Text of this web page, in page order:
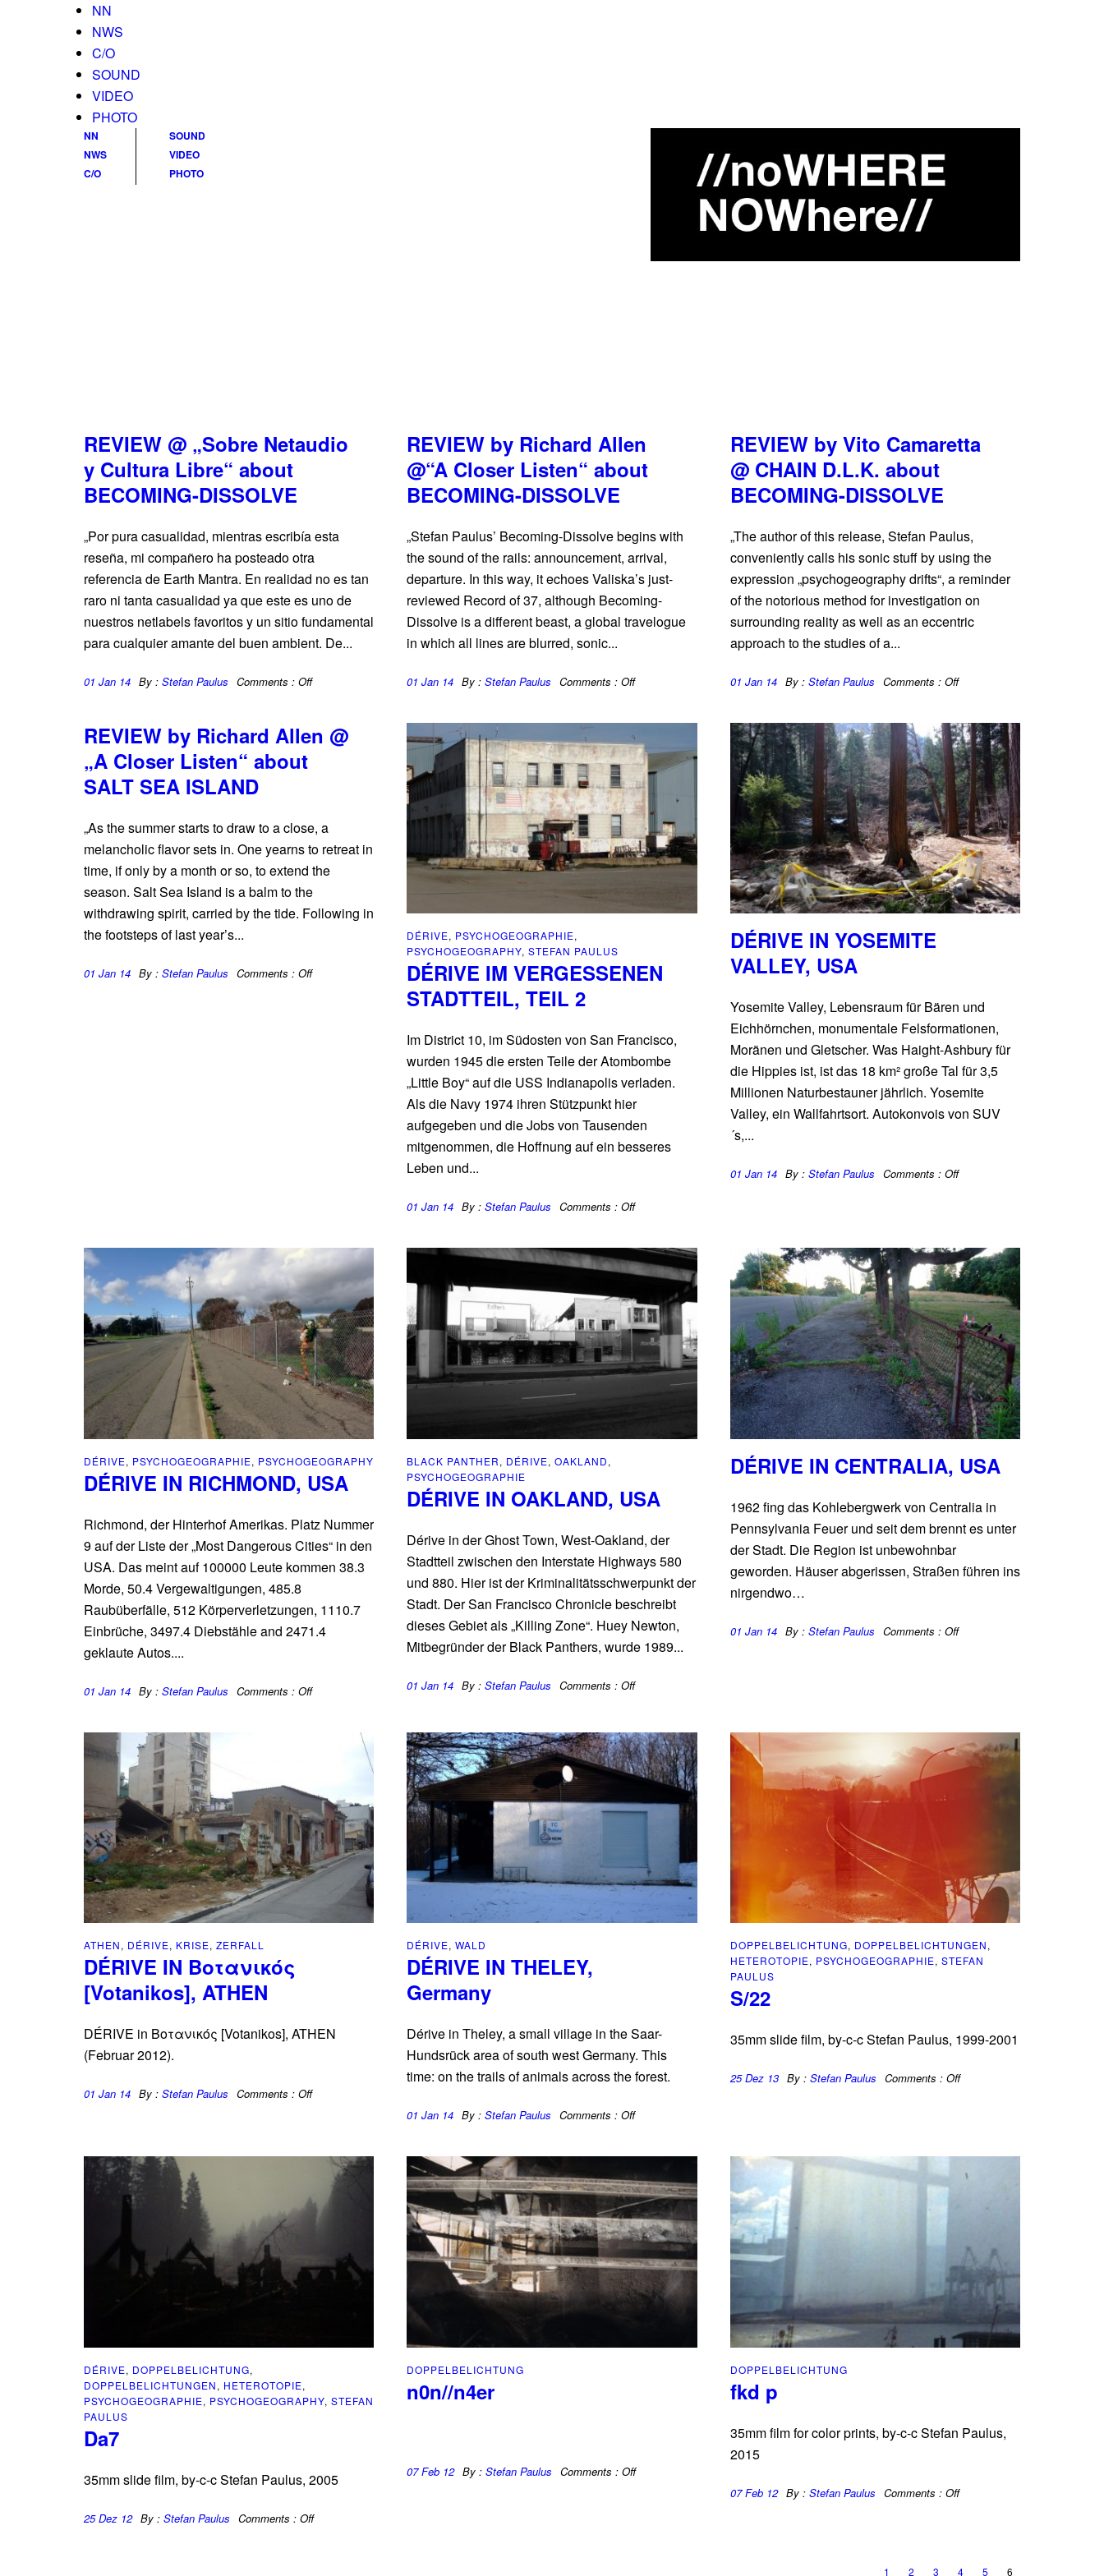
NN
NWS
C/O
SOUND
VIDEO
PHOTO
NN
NWS
C/O
SOUND
VIDEO
PHOTO
REVIEW @ „Sobre Netaudio
y Cultura Libre“ about
BECOMING-DISSOLVE
„Por pura casualidad, mientras escribía esta
reseña, mi compañero ha posteado otra
referencia de Earth Mantra. En realidad no es tan
raro ni tanta casualidad ya que este es uno de
nuestros netlabels favoritos y un sitio fundamental
para cualquier amante del buen ambient. De...
01 Jan 14 By : Stefan Paulus Comments : Off
REVIEW by Richard Allen
@“A Closer Listen“ about
BECOMING-DISSOLVE
„Stefan Paulus’ Becoming-Dissolve begins with
the sound of the rails: announcement, arrival,
departure. In this way, it echoes Valiska’s just-
reviewed Record of 37, although Becoming-
Dissolve is a different beast, a global travelogue
in which all lines are blurred, sonic...
01 Jan 14 By :Stefan Paulus Comments :Off
REVIEW by Vito Camaretta
@ CHAIN D.L.K. about
BECOMING-DISSOLVE
„The author of this release, Stefan Paulus,
conveniently calls his sonic stuff by using the
expression „psychogeography drifts“, a reminder
of the notorious method for investigation on
surrounding reality as well as an eccentric
approach to the studies of a...
01 Jan 14 By : Stefan Paulus Comments : Off
REVIEW by Richard Allen @
„A Closer Listen“ about
SALT SEA ISLAND
„As the summer starts to draw to a close, a
melancholic flavor sets in. One yearns to retreat in
time, if only by a month or so, to extend the
season. Salt Sea Island is a balm to the
withdrawing spirit, carried by the tide. Following in
the footsteps of last year’s...
01 Jan 14 By : Stefan Paulus Comments : Off
DÉRIVE, PSYCHOGEOGRAPHIE,
PSYCHOGEOGRAPHY,STEFAN PAULUS
DÉRIVE IM VERGESSENEN
STADTTEIL, TEIL 2
Im District 10, im Südosten von San Francisco,
wurden 1945 die ersten Teile der Atombombe
„Little Boy“ auf die USS Indianapolis verladen.
Als die Navy 1974 ihren Stützpunkt hier
aufgegeben und die Jobs von Tausenden
mitgenommen, die Hoffnung auf ein besseres
Leben und...
01 Jan 14 By :Stefan Paulus Comments :Off
DÉRIVE IN YOSEMITE
VALLEY, USA
Yosemite Valley, Lebensraum für Bären und
Eichhörnchen, monumentale Felsformationen,
Moränen und Gletscher. Was Haight-Ashbury für
die Hippies ist, ist das 18 km² große Tal für 3,5
Millionen Naturbestauner jährlich. Yosemite
Valley, ein Wallfahrtsort. Autokonvois von SUV
´s,...
01 Jan 14 By : Stefan Paulus Comments : Off
DÉRIVE, PSYCHOGEOGRAPHIE, PSYCHOGEOGRAPHY
DÉRIVE IN RICHMOND, USA
Richmond, der Hinterhof Amerikas. Platz Nummer
9 auf der Liste der „Most Dangerous Cities“ in den
USA. Das meint auf 100000 Leute kommen 38.3
Morde, 50.4 Vergewaltigungen, 485.8
Raubüberfälle, 512 Körperverletzungen, 1110.7
Einbrüche, 3497.4 Diebstähle and 2471.4
geklaute Autos....
01 Jan 14 By : Stefan Paulus Comments : Off
BLACK PANTHER, DÉRIVE,OAKLAND,
PSYCHOGEOGRAPHIE
DÉRIVE IN OAKLAND, USA
Dérive in der Ghost Town, West-Oakland, der
Stadtteil zwischen den Interstate Highways 580
und 880. Hier ist der Kriminalitätsschwerpunkt der
Stadt. Der San Francisco Chronicle beschreibt
dieses Gebiet als „Killing Zone“. Huey Newton,
Mitbegründer der Black Panthers, wurde 1989...
01 Jan 14 By :Stefan Paulus Comments :Off
DÉRIVE IN CENTRALIA, USA
1962 fing das Kohlebergwerk von Centralia in
Pennsylvania Feuer und seit dem brennt es unter
der Stadt. Die Region ist unbewohnbar
geworden. Häuser abgerissen, Straßen führen ins
nirgendwo…
01 Jan 14 By : Stefan Paulus Comments : Off
ATHEN, DÉRIVE, KRISE, ZERFALL
DÉRIVE IN Βοτανικός
[Votanikos], ATHEN
DÉRIVE in Βοτανικός [Votanikos], ATHEN
(Februar 2012).
01 Jan 14 By : Stefan Paulus Comments : Off
DÉRIVE,WALD
DÉRIVE IN THELEY,
Germany
Dérive in Theley, a small village in the Saar-
Hundsrück area of south west Germany. This
time: on the trails of animals across the forest.
01 Jan 14 By :Stefan Paulus Comments :Off
DOPPELBELICHTUNG, DOPPELBELICHTUNGEN,
HETEROTOPIE, PSYCHOGEOGRAPHIE, STEFAN
PAULUS
S/22
35mm slide film, by-c-c Stefan Paulus, 1999-2001
25 Dez 13 By : Stefan Paulus Comments : Off
DÉRIVE, DOPPELBELICHTUNG,
DOPPELBELICHTUNGEN, HETEROTOPIE,
PSYCHOGEOGRAPHIE, PSYCHOGEOGRAPHY, STEFAN
PAULUS
Da7
35mm slide film, by-c-c Stefan Paulus, 2005
25 Dez 12 By : Stefan Paulus Comments : Off
DOPPELBELICHTUNG
n0n//n4er
07 Feb 12 By :Stefan Paulus Comments :Off
DOPPELBELICHTUNG
fkd p
35mm film for color prints, by-c-c Stefan Paulus,
2015
07 Feb 12 By : Stefan Paulus Comments : Off
1 2 3 4 5 6